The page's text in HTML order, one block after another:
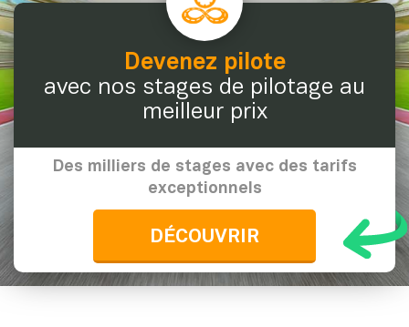
Devenez pilote
avec nos stages de pilotage au
meilleur prix
Des milliers de stages avec des tarifs
exceptionnels
DÉCOUVRIR